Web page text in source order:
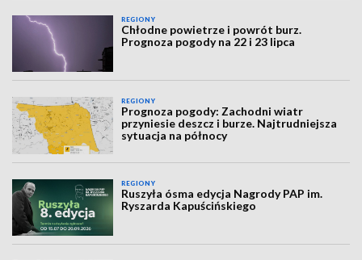
REGIONY
Chłodne powietrze i powrót burz.
Prognoza pogody na 22 i 23 lipca
REGIONY
Prognoza pogody: Zachodni wiatr
przyniesie deszcz i burze. Najtrudniejsza
sytuacja na północy
REGIONY
Ruszyła ósma edycja Nagrody PAP im.
Ryszarda Kapuścińskiego